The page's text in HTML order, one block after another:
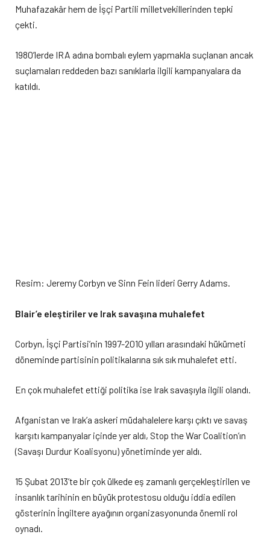
Muhafazakâr hem de İşçi Partili milletvekillerinden tepki
çekti.
1980’lerde IRA adına bombalı eylem yapmakla suçlanan ancak
suçlamaları reddeden bazı sanıklarla ilgili kampanyalara da
katıldı.
Resim: Jeremy Corbyn ve Sinn Fein lideri Gerry Adams.
Blair’e eleştiriler ve Irak savaşına muhalefet
Corbyn, İşçi Partisi’nin 1997-2010 yılları arasındaki hükümeti
döneminde partisinin politikalarına sık sık muhalefet etti.
En çok muhalefet ettiği politika ise Irak savaşıyla ilgili olandı.
Afganistan ve Irak’a askeri müdahalelere karşı çıktı ve savaş
karşıtı kampanyalar içinde yer aldı, Stop the War Coalition’ın
(Savaşı Durdur Koalisyonu) yönetiminde yer aldı.
15 Şubat 2013’te bir çok ülkede eş zamanlı gerçekleştirilen ve
insanlık tarihinin en büyük protestosu olduğu iddia edilen
gösterinin İngiltere ayağının organizasyonunda önemli rol
oynadı.